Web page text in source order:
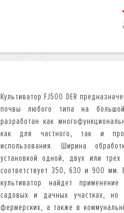
Культиватор FJ500 DER
почвы любого типа на
разработан как
как для частного, так и
использования. Ширина
установкой одной, двух или
соответствует 350, 630 и 900 мм.
культиватор найдет
садовых и дачных участках,
фермерских, а также в